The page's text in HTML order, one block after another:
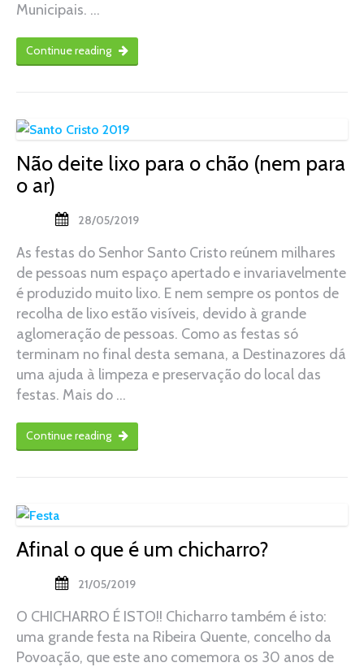
Municipais. …
Continue reading
Não deite lixo para o chão (nem para
o ar)
28/05/2019
As festas do Senhor Santo Cristo reúnem milhares
de pessoas num espaço apertado e invariavelmente
é produzido muito lixo. E nem sempre os pontos de
recolha de lixo estão visíveis, devido à grande
aglomeração de pessoas. Como as festas só
terminam no final desta semana, a Destinazores dá
uma ajuda à limpeza e preservação do local das
festas. Mais do …
Continue reading
Afinal o que é um chicharro?
21/05/2019
O CHICHARRO É ISTO!! Chicharro também é isto:
uma grande festa na Ribeira Quente, concelho da
Povoação, que este ano comemora os 30 anos de